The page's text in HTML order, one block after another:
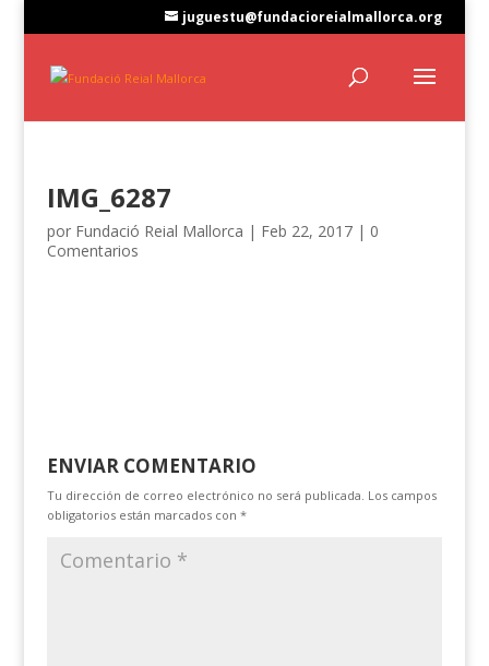
juguestu@fundacioreialmallorca.org
IMG_6287
por Fundació Reial Mallorca | Feb 22, 2017| 0
Comentarios
ENVIAR COMENTARIO
Tu dirección de correo electrónico no será publicada. Los campos
obligatorios están marcados con *